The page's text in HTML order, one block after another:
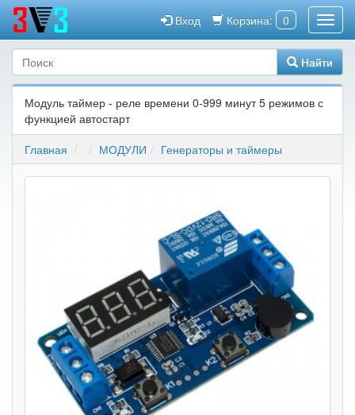
Корзина: 0
Вход
Найти
Модуль таймер - реле времени 0-999 минут 5 режимов с
функцией автостарт
Главная
МОДУЛИ Генераторы и таймеры